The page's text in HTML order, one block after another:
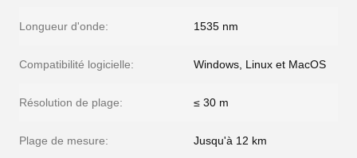
Longueur d'onde: 1535 nm
Compatibilité logicielle: Windows, Linux et MacOS
Résolution de plage: ≤ 30 m
Plage de mesure: Jusqu'à 12 km